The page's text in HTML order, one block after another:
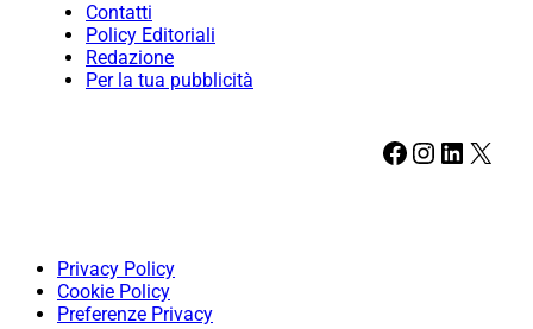
Contatti
Policy Editoriali
Redazione
Per la tua pubblicità
Facebook Instagram LinkedIn X
Privacy Policy
Cookie Policy
Preferenze Privacy